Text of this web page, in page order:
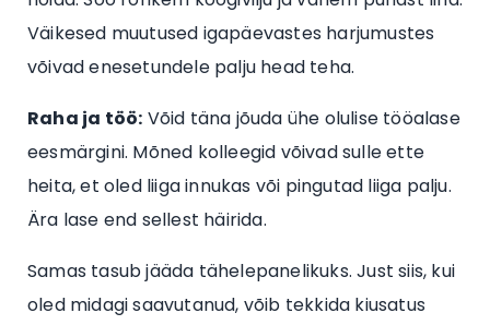
Väikesed muutused igapäevastes harjumustes
võivad enesetundele palju head teha.
Raha ja töö: Võid täna jõuda ühe olulise tööalase
eesmärgini. Mõned kolleegid võivad sulle ette
heita, et oled liiga innukas või pingutad liiga palju.
Ära lase end sellest häirida.
Samas tasub jääda tähelepanelikuks. Just siis, kui
oled midagi saavutanud, võib tekkida kiusatus